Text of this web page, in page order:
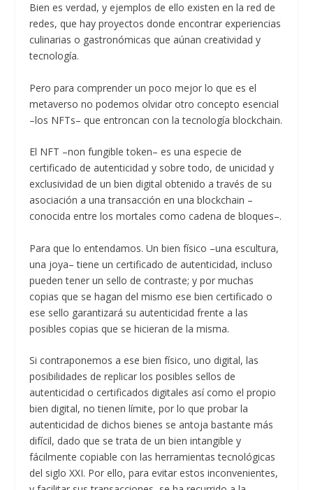
Bien es verdad, y ejemplos de ello existen en la red de
redes, que hay proyectos donde encontrar experiencias
culinarias o gastronómicas que aúnan creatividad y
tecnología.
Pero para comprender un poco mejor lo que es el
metaverso no podemos olvidar otro concepto esencial
–los NFTs– que entroncan con la tecnología blockchain.
El NFT –non fungible token– es una especie de
certificado de autenticidad y sobre todo, de unicidad y
exclusividad de un bien digital obtenido a través de su
asociación a una transacción en una blockchain –
conocida entre los mortales como cadena de bloques–.
Para que lo entendamos. Un bien físico –una escultura,
una joya– tiene un certificado de autenticidad, incluso
pueden tener un sello de contraste; y por muchas
copias que se hagan del mismo ese bien certificado o
ese sello garantizará su autenticidad frente a las
posibles copias que se hicieran de la misma.
Si contraponemos a ese bien físico, uno digital, las
posibilidades de replicar los posibles sellos de
autenticidad o certificados digitales así como el propio
bien digital, no tienen límite, por lo que probar la
autenticidad de dichos bienes se antoja bastante más
difícil, dado que se trata de un bien intangible y
fácilmente copiable con las herramientas tecnológicas
del siglo XXI. Por ello, para evitar estos inconvenientes,